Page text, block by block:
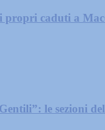
propri caduti a
le sezioni